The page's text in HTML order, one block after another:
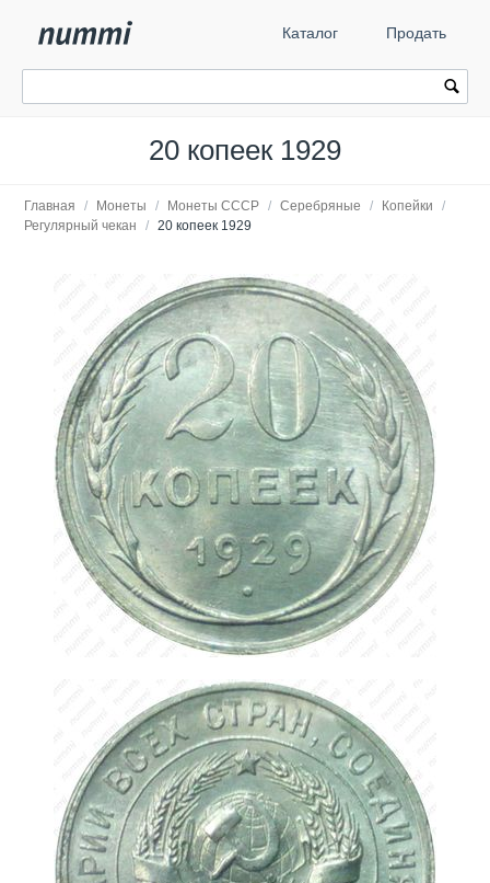
Каталог Продать
20 копеек 1929
Главная / Монеты / Монеты СССР / Серебряные / Копейки
/
Регулярный чекан
/ 20 копеек 1929